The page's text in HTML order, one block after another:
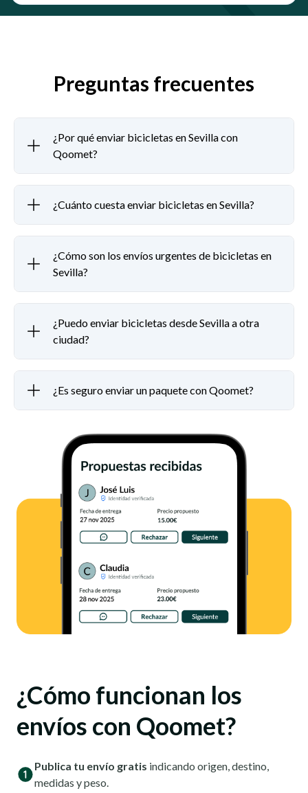
Preguntas frecuentes
¿Por qué enviar bicicletas en Sevilla con
Qoomet?
¿Cuánto cuesta enviar bicicletas en Sevilla?
¿Cómo son los envíos urgentes de bicicletas en
Sevilla?
¿Puedo enviar bicicletas desde Sevilla a otra
ciudad?
¿Es seguro enviar un paquete con Qoomet?
¿Cómo funcionan los
envíos con Qoomet?
Publica tu envío gratis indicando origen, destino,
medidas y peso.